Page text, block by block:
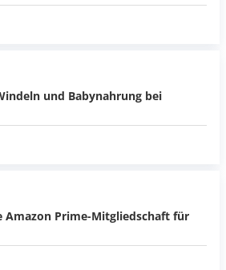
und Babynahrung bei
Amazon Prime-Mitgliedschaft für